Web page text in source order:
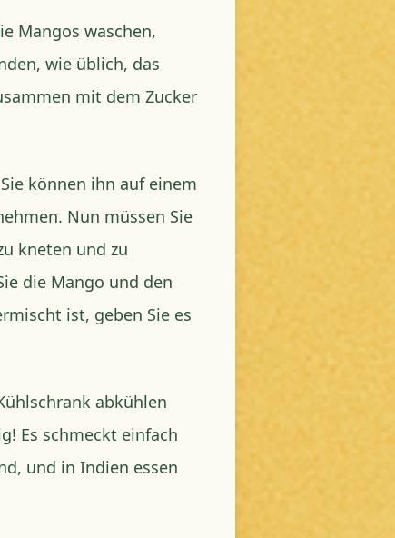
Mangos waschen,
wie üblich, das
mit dem Zucker
können ihn auf einem
Nun müssen Sie
kneten und zu
die Mango und den
ist, geben Sie es
abkühlen
Es schmeckt einfach
und in Indien essen